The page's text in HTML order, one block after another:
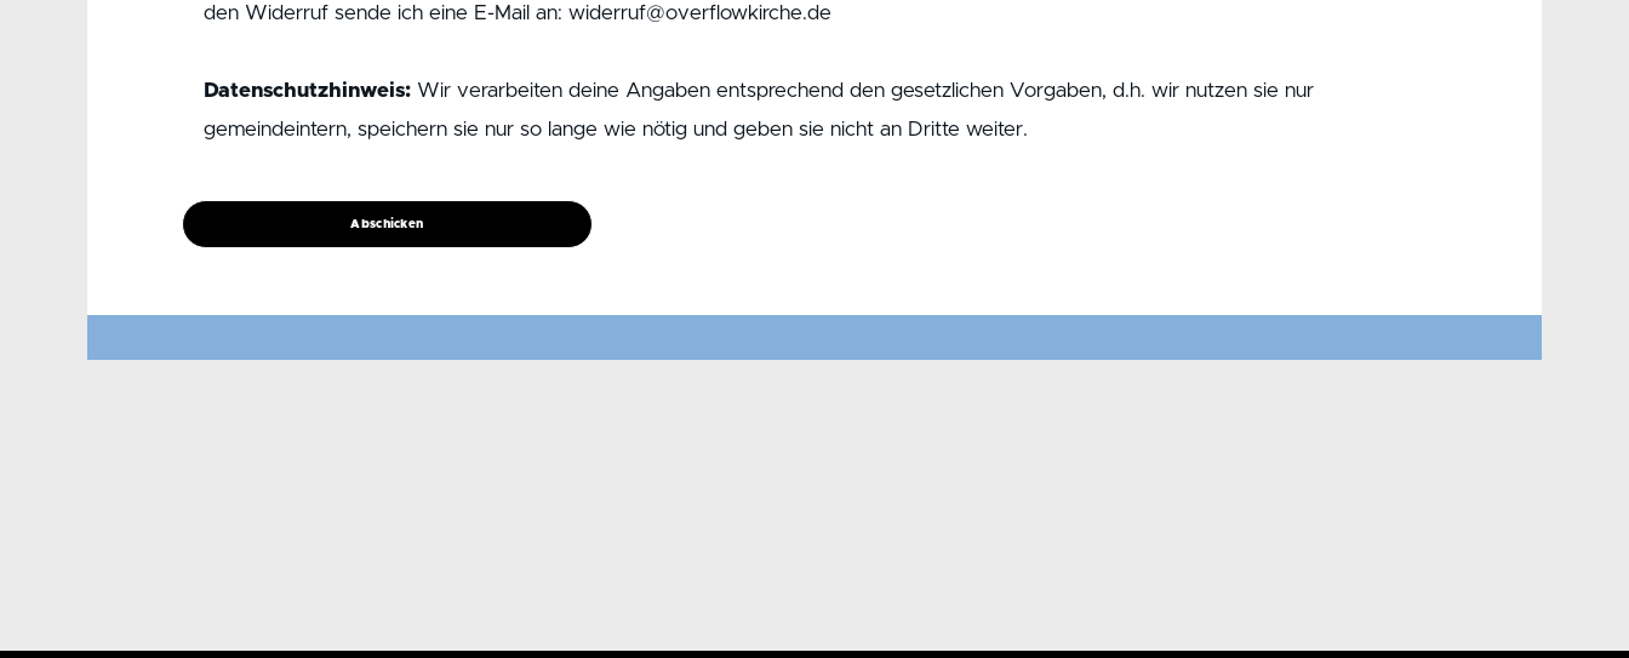
den Widerruf sende ich eine E-Mail an: widerruf@overflowkirche.de
Datenschutzhinweis: Wir verarbeiten deine Angaben entsprechend den gesetzlichen Vorgaben, d.h. wir nutzen sie nur
gemeindeintern, speichern sie nur so lange wie nötig und geben sie nicht an Dritte weiter.
Abschicken